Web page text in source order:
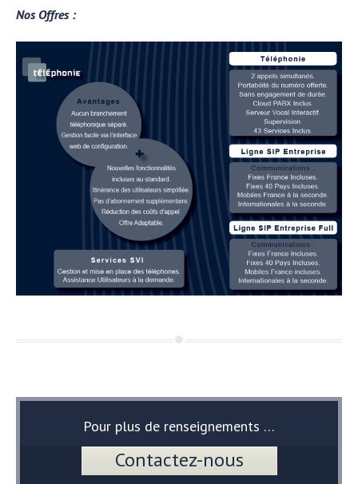
Nos Offres :
Pour plus de renseignements …
Contactez-nous